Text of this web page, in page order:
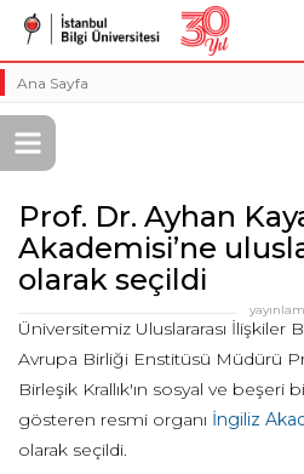
Ana Sayfa
Prof. Dr. Ayhan
Akademisi’ne
olarak seçildi
Üniversitemiz Uluslararası
Avrupa Birliği Enstitüsü Müdürü
Birleşik Krallık'ın sosyal ve beşeri
gösteren resmi organı İngiliz
olarak seçildi.